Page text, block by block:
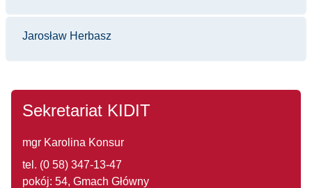
Jarosław Herbasz
Sekretariat KIDIT
mgr Karolina Konsur
tel. (0 58) 347-13-47
pokój: 54, Gmach Główny